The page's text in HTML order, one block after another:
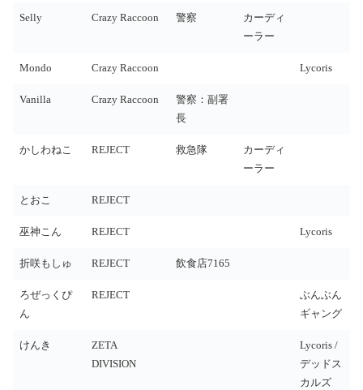
Selly Crazy Raccoon 警察
カーディ
ーラー
Mondo Crazy Raccoon Lycoris
Vanilla Crazy Raccoon
警察：副署
長
かしわねこ REJECT 救急隊
カーディ
ーラー
とおこ REJECT
巫神こん REJECT Lycoris
折咲もしゅ REJECT 飲食店7165
ろぜっくぴ
ん
REJECT
ぶんぶん
ギャング
けんき
ZETA
DIVISION
Lycoris /
デッドス
カルズ